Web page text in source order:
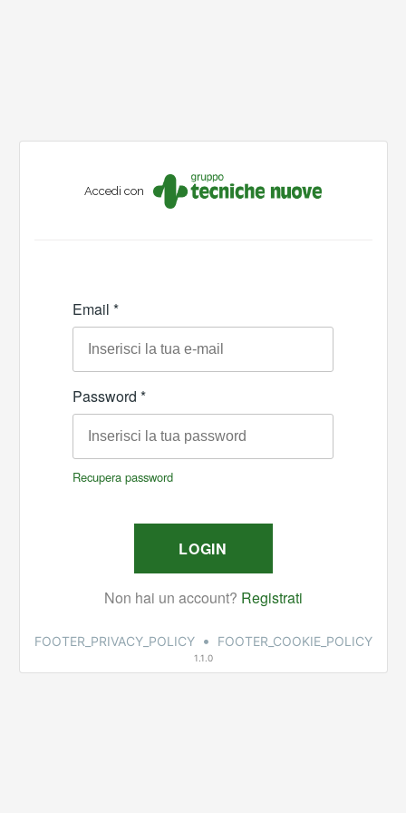
Accedi con
FOOTER_PRIVACY_POLICY • FOOTER_COOKIE_POLICY
1.1.0